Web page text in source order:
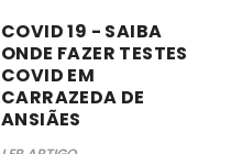
COVID 19 - SAIBA
ONDE FAZER TESTES
COVID EM
CARRAZEDA DE
ANSIÃES